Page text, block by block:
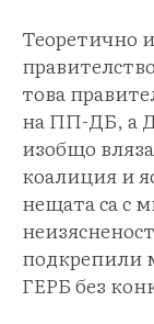
Теоретично
това
на ПП-ДБ, а
изобщо
коалиция и
нещата са с
подкрепили
ГЕРБ без